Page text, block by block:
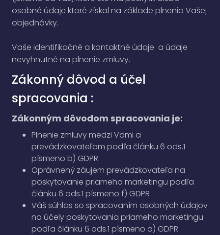
osobné údaje ktoré získal na základe plnenia Vašej
objednávky.
Vaše identifikačné a kontaktné údaje a údaje
nevyhnutné na plnenie zmluvy.
Zákonný dôvod a účel
spracovania :
Zákonným dôvodom spracovania je:
Plnenie zmluvy medzi Vami a
prevádzkovateľom podľa článku 6 ods.1
písmeno b) GDPR
Oprávnený záujem prevádzkovateľa na
poskytovanie priameho marketingu podľa
článku 6 ods.1 písmeno f) GDPR
Váš súhlas so spracovaním osobných údajov
na účely poskytovania priameho marketingu
podľa článku 6 ods.1 písmeno a) GDPR